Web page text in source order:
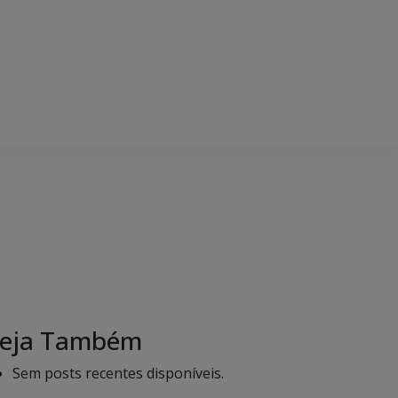
Também
Sem posts recentes disponíveis.